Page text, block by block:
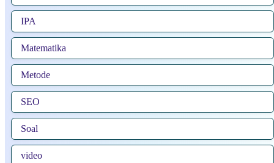
IPA
Matematika
Metode
SEO
Soal
video